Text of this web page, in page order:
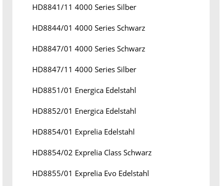
HD8841/11 4000 Series Silber
HD8844/01 4000 Series Schwarz
HD8847/01 4000 Series Schwarz
HD8847/11 4000 Series Silber
HD8851/01 Energica Edelstahl
HD8852/01 Energica Edelstahl
HD8854/01 Exprelia Edelstahl
HD8854/02 Exprelia Class Schwarz
HD8855/01 Exprelia Evo Edelstahl